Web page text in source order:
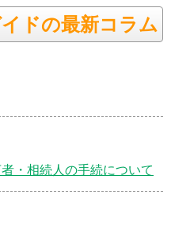
ドの最新コラム
・相続人の手続について